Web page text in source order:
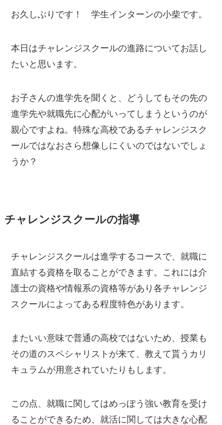
お久しぶりです！ 学生インターンの小柴です。
本日はチャレンジスクールの進路についてお話し
たいと思います。
お子さんの進学先を聞くと、どうしてもその先の
進学先や就職先に心配がいってしまうというのが
親心ですよね。特殊な高校であるチャレンジスク
ールではなおさら想像しにくいのではないでしょ
うか？
チャレンジスクールの指導
チャレンジスクールは進学するコースで、就職に
直結する資格を取ることができます。これには介
護士の資格や情報系の資格等があり各チャレンジ
スクールによってある程度特色があります。
またいい意味で普通の高校ではないため、授業も
その道のスペシャリストが来て、教えて貰うカリ
キュラムが用意されていたりもします。
この点、就職に関してはめっぽう強い教育を受け
ることができるため、就活に関しては大きな心配